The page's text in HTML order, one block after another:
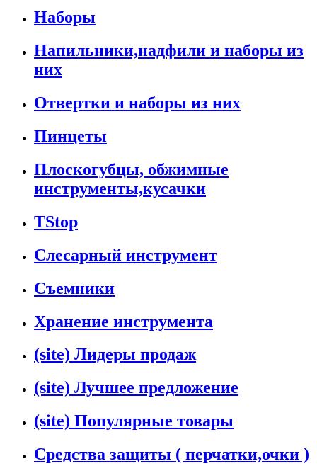
Наборы
Напильники,надфили и наборы из
них
Отвертки и наборы из них
Пинцеты
Плоскогубцы, обжимные
инструменты,кусачки
TStop
Слесарный инструмент
Съемники
Хранение инструмента
(site) Лидеры продаж
(site) Лучшее предложение
(site) Популярные товары
Средства защиты ( перчатки,очки )